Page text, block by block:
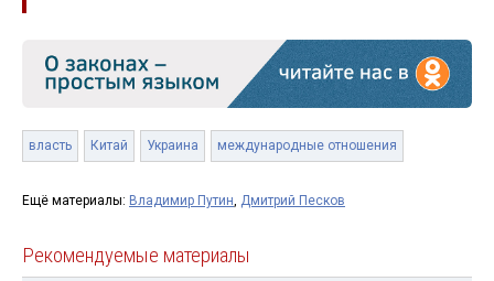
власть Китай Украина международные отношения
Ещё материалы: Владимир Путин, Дмитрий Песков
Рекомендуемые материалы